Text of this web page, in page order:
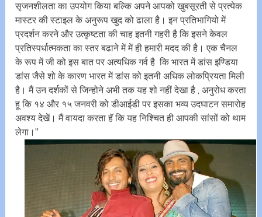
सृजनशीलता का उपयोग किया बल्कि अपने आपको खुबसूरती से प्रत्येक
मास्टर की स्टाइल के अनुरूप खुद को ढाला है। इन प्रतिभागियो में
प्रदर्शन करने और उत्कृष्टता की चाह इतनी गहरी है कि इसने केवल
प्रतिस्पर्धात्मकता का स्तर बढाने में में ही हमारी मदद की है। एक चैनल
के रूप में जी को इस बात पर अत्यधिक गर्व है कि भारत में डांस इण्डिया
डांस जैसे शो के कारण भारत में डांस को इतनी अधिक लोकप्रियता मिली
है। मैं उन दर्शकों से जिन्होने अभी तक यह शो नहीं देखा है , अनुरोध करता
हू कि १४ और १५ जनवरी को डीआईडी पर इसका भव्य उदघाटन समारोह
अवश्य देखें। मैं वायदा करता हॅ कि यह निश्चित ही आपकी सांसों को थाम
लेगा।’’